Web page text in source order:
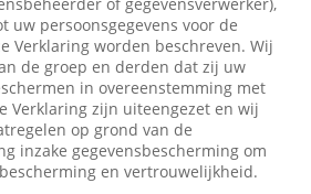
uw persoonsgegevens voor de
Verklaring worden beschreven. Wij
de groep en derden dat zij uw
in overeenstemming met
Verklaring zijn uiteengezet en wij
op grond van de
inzake gegevensbescherming om
en vertrouwelijkheid.